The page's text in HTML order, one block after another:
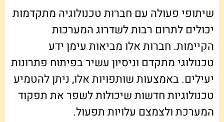
שיתופי פעולה עם חברות טכנולוגיה מתקדמות
יכולים לתרום רבות לשדרוג המערכות
הקיימות. חברות אלו מביאות עימן ידע
טכנולוגי מתקדם וניסיון עשיר בפיתוח פתרונות
יעילים. באמצעות שותפויות אלו, ניתן להטמיע
טכנולוגיות חדשות שיכולות לשפר את תפקוד
המערכת ולצמצם עלויות תפעול.